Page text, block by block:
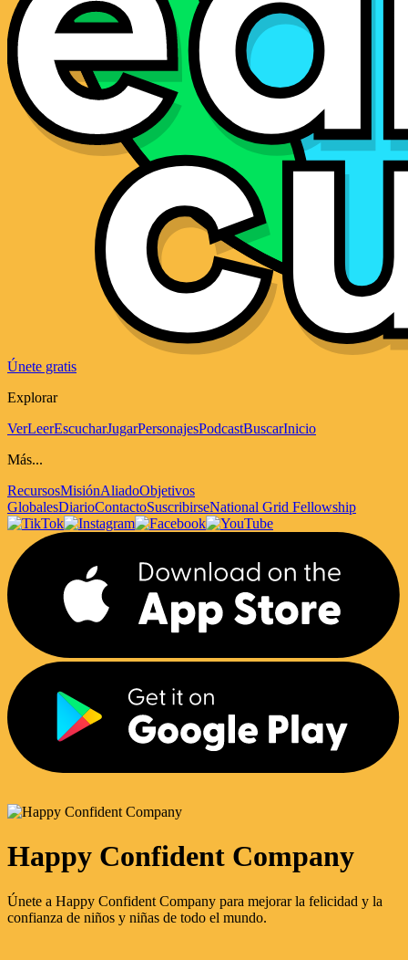
Únete gratis
Explorar
VerLeerEscucharJugarPersonajesPodcastBuscarInicio
Más...
RecursosMisiónAliadoObjetivos
GlobalesDiarioContactoSuscribirseNational Grid Fellowship
Happy Confident Company
Únete a Happy Confident Company para mejorar la felicidad y la
confianza de niños y niñas de todo el mundo.